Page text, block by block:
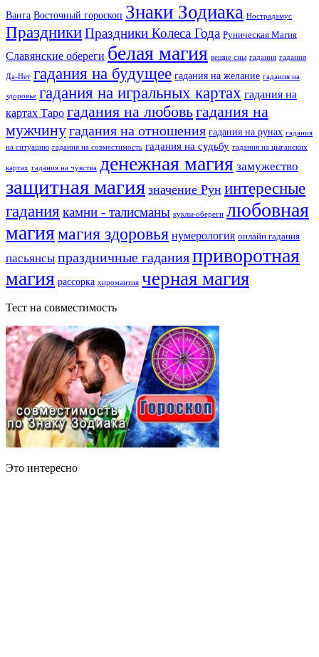
Ванга Восточный гороскоп Знаки Зодиака Нострадамус
ПраздникиПраздники Колеса Года Руническая Магия
Славянские обереги белая магия вещие сны гадания гадания
Да-Нет гадания на будущее гадания на желание гадания на
здоровье гадания на игральных картах гадания на
картах Таро гадания на любовьгадания на
мужчинугадания на отношения гадания на рунах гадания
на ситуацию гадания на совместимость гадания на судьбу гадания на цыганских
картах гадания на чувства денежная магия замужество
защитная магия значение Рун интересные
гадания камни - талисманы куклы-обереги любовная
магиямагия здоровья нумерология онлайн гадания
пасьянсы праздничные гаданияприворотная
магия рассорка хиромантия черная магия
Тест на совместимость
Это интересно